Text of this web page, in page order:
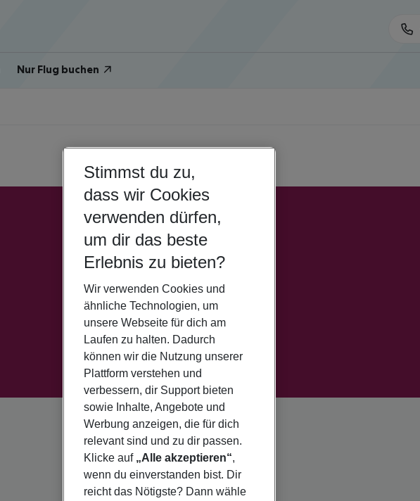
Nur Flug buchen
Stimmst du zu,
dass wir Cookies
verwenden dürfen,
um dir das beste
Erlebnis zu bieten?
Wir verwenden Cookies und
ähnliche Technologien, um
unsere Webseite für dich am
Laufen zu halten. Dadurch
können wir die Nutzung unserer
Plattform verstehen und
verbessern, dir Support bieten
sowie Inhalte, Angebote und
Werbung anzeigen, die für dich
relevant sind und zu dir passen.
Klicke auf „Alle akzeptieren“,
wenn du einverstanden bist. Dir
reicht das Nötigste? Dann wähle